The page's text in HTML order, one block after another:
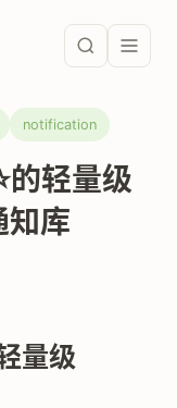
notification
轻量级
库
量级